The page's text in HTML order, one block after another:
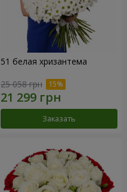
51 белая хризантема
25 058 грн
Заказать